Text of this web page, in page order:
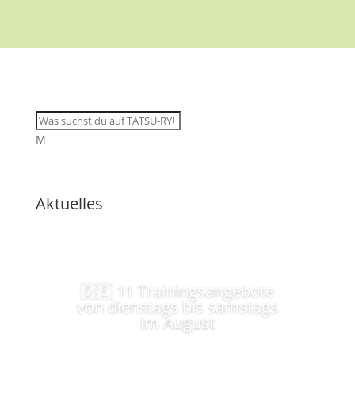
M
Aktuelles
🇩🇪 11 Trainingsangebote
von dienstags bis samstags
im August